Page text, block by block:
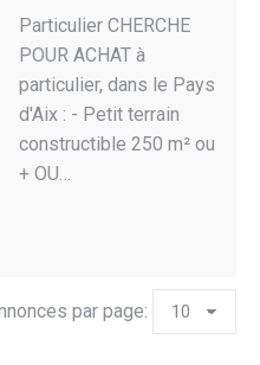
Particulier CHERCHE
POUR ACHAT à
particulier, dans le Pays
d'Aix : - Petit terrain
constructible 250 m² ou
+ OU…
par page: